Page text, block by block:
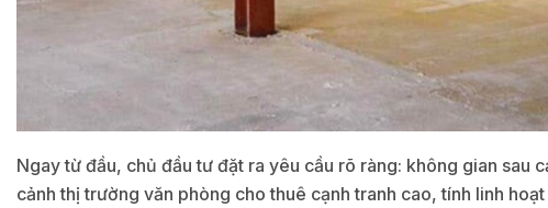
Ngay từ đầu, chủ đầu tư đặt ra yêu cầu rõ ràng: không gian sau
cảnh thị trường văn phòng cho thuê cạnh tranh cao, tính linh